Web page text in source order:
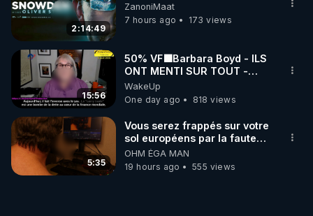
2:14:49
ZanoniMaat
7 hours ago
173 views
15:56
50% VF🟩Barbara Boyd - ILS
ONT MENTI SUR TOUT -
Jocelyne Traduction
WakeUp
One day ago
818 views
5:35
Vous serez frappés sur votre
sol européens par la faute
des dirigeants qui s'en
mettent dans le nez
OHM ÉGA MAN
19 hours ago
555 views